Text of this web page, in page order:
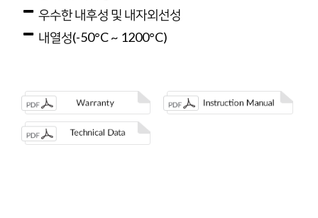
우수한 내후성 및 내자외선성
내열성(-50°C ~ 1200°C)